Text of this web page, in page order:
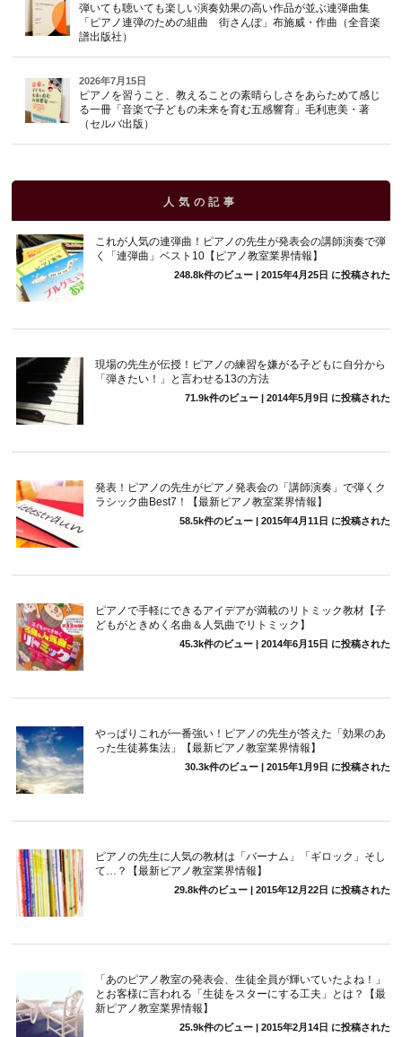
弾いても聴いても楽しい演奏効果の高い作品が並ぶ連弾曲集
「ピアノ連弾のための組曲 街さんぽ」布施威・作曲（全音楽
譜出版社）
2026年7月15日
ピアノを習うこと、教えることの素晴らしさをあらためて感じ
る一冊「音楽で子どもの未来を育む五感響育」毛利恵美・著
（セルバ出版）
人気の記事
これが人気の連弾曲！ピアノの先生が発表会の講師演奏で弾
く「連弾曲」ベスト10【ピアノ教室業界情報】
248.8k件のビュー| 2015年4月25日 に投稿された
現場の先生が伝授！ピアノの練習を嫌がる子どもに自分から
「弾きたい！」と言わせる13の方法
71.9k件のビュー| 2014年5月9日 に投稿された
発表！ピアノの先生がピアノ発表会の「講師演奏」で弾くク
ラシック曲Best7！【最新ピアノ教室業界情報】
58.5k件のビュー| 2015年4月11日 に投稿された
ピアノで手軽にできるアイデアが満載のリトミック教材【子
どもがときめく名曲＆人気曲でリトミック】
45.3k件のビュー| 2014年6月15日 に投稿された
やっぱりこれが一番強い！ピアノの先生が答えた「効果のあ
った生徒募集法」【最新ピアノ教室業界情報】
30.3k件のビュー| 2015年1月9日 に投稿された
ピアノの先生に人気の教材は「バーナム」「ギロック」そし
て…？【最新ピアノ教室業界情報】
29.8k件のビュー| 2015年12月22日 に投稿された
「あのピアノ教室の発表会、生徒全員が輝いていたよね！」
とお客様に言われる「生徒をスターにする工夫」とは？【最
新ピアノ教室業界情報】
25.9k件のビュー| 2015年2月14日 に投稿された